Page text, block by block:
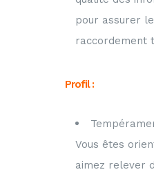
pour assurer
raccordement
Profil :
Vous êtes
aimez relever